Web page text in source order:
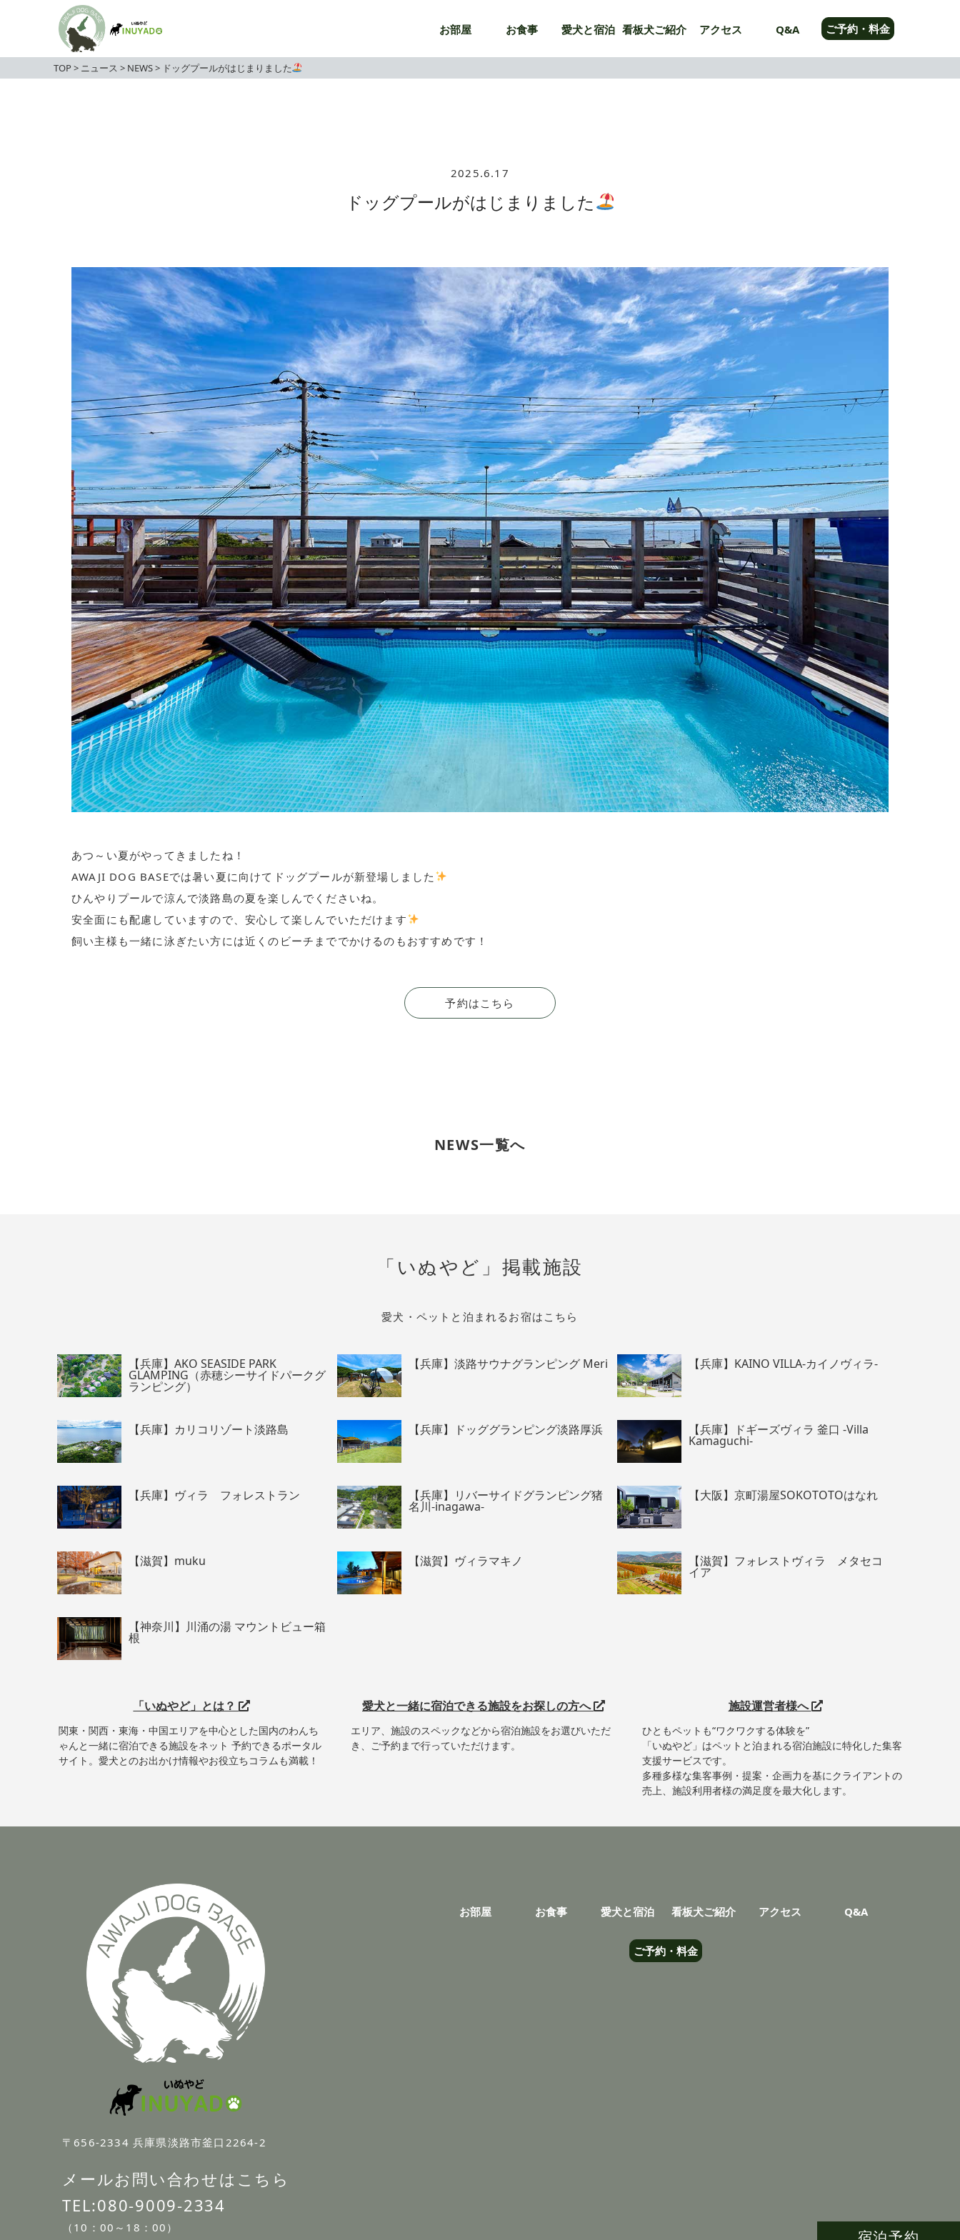
お部屋 お食事 愛犬と宿泊 看板犬ご紹介 アクセス Q&A ご予約・料金
TOP> ニュース > NEWS> ドッグプールがはじまりました
2025.6.17
ドッグプールがはじまりました
あつ～い夏がやってきましたね！
AWAJI DOG BASEでは暑い夏に向けてドッグプールが新登場しました
ひんやりプールで涼んで淡路島の夏を楽しんでくださいね。
安全面にも配慮していますので、安心して楽しんでいただけます
飼い主様も一緒に泳ぎたい方には近くのビーチまででかけるのもおすすめです！
予約はこちら
NEWS一覧へ
「いぬやど」掲載施設
愛犬・ペットと泊まれるお宿はこちら
【兵庫】AKO SEASIDE PARK
GLAMPING（赤穂シーサイドパークグ
ランピング）
【兵庫】淡路サウナグランピング Meri 【兵庫】KAINO VILLA-カイノヴィラ-
【兵庫】カリコリゾート淡路島 【兵庫】ドッググランピング淡路厚浜 【兵庫】ドギーズヴィラ 釜口 -Villa
Kamaguchi-
【兵庫】ヴィラ フォレストラン 【兵庫】リバーサイドグランピング猪
名川-inagawa-
【大阪】京町湯屋SOKOTOTOはなれ
【滋賀】muku 【滋賀】ヴィラマキノ 【滋賀】フォレストヴィラ メタセコ
イア
【神奈川】川涌の湯 マウントビュー箱
根
「いぬやど」とは？
関東・関西・東海・中国エリアを中心とした国内のわんち
ゃんと一緒に宿泊できる施設をネット 予約できるポータル
サイト。愛犬とのお出かけ情報やお役立ちコラムも満載！
愛犬と一緒に宿泊できる施設をお探しの方へ
エリア、施設のスペックなどから宿泊施設をお選びいただ
き、ご予約まで行っていただけます。
施設運営者様へ
ひともペットも“ワクワクする体験を”
「いぬやど」はペットと泊まれる宿泊施設に特化した集客
支援サービスです。
多種多様な集客事例・提案・企画力を基にクライアントの
売上、施設利用者様の満足度を最大化します。
〒656-2334 兵庫県淡路市釜口2264-2
メールお問い合わせはこちら
TEL:080-9009-2334
（10：00～18：00）
お部屋 お食事 愛犬と宿泊 看板犬ご紹介 アクセス Q&A
ご予約・料金